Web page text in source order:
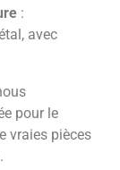
:
avec
pour le
vraies pièces